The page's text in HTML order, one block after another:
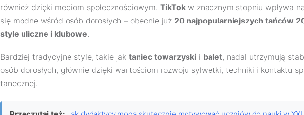
również dzięki mediom społecznościowym. TikTok w znacznym stopniu wpływa
się modne wśród osób dorosłych – obecnie już 20 najpopularniejszych tańców
style uliczne i klubowe.
Bardziej tradycyjne style, takie jak taniec towarzyski i balet, nadal utrzymują
osób dorosłych, głównie dzięki wartościom rozwoju sylwetki, techniki i kontaktu
tanecznej.